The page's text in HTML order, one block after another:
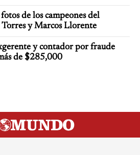
de los campeones del
y Marcos Llorente
y contador por fraude
de $285,000